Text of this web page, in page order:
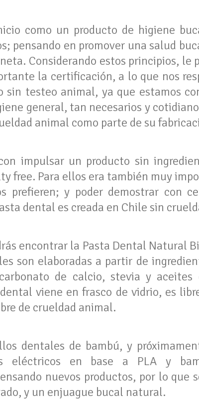
como un producto de higiene
pensando en promover una salud
Considerando estos principios, le
la certificación, a lo que nos
sin testeo animal, ya que estamos
general, tan necesarios y
animal como parte de su
impulsar un producto sin
free. Para ellos era también muy
prefieren; y poder demostrar con
dental es creada en Chile sin
encontrar la Pasta Dental Natural
son elaboradas a partir de
de calcio, stevia y aceites
viene en frasco de vidrio, es
de crueldad animal.
dentales de bambú, y
eléctricos en base a PLA y
nuevos productos, por lo que
y un enjuague bucal natural.